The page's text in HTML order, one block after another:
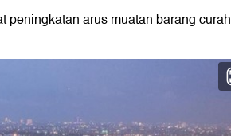
peningkatan arus muatan barang curah